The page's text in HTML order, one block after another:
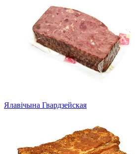
Ялавічына Гвардзейская